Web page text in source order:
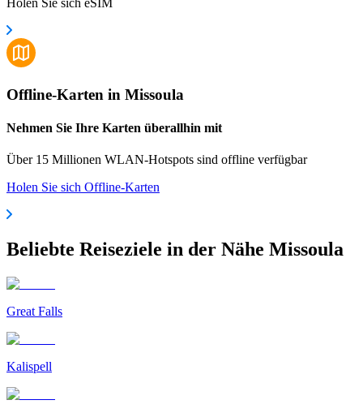
Offline-Karten in Missoula
Nehmen Sie Ihre Karten überallhin mit
Über 15 Millionen WLAN-Hotspots sind offline verfügbar
Holen Sie sich Offline-Karten
Beliebte Reiseziele in der Nähe Missoula
Great Falls
Kalispell